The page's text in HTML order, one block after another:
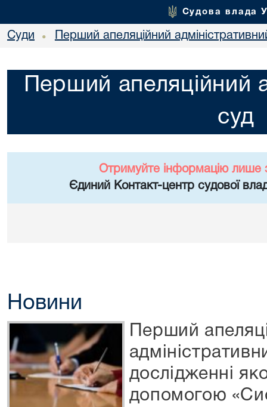
Судова влада
Суди • Перший апеляційний
Перший апеляційний
суд
Отримуйте інформацію лише
Єдиний Контакт-центр судової
Новини
Перший
дослідженні
допомогою